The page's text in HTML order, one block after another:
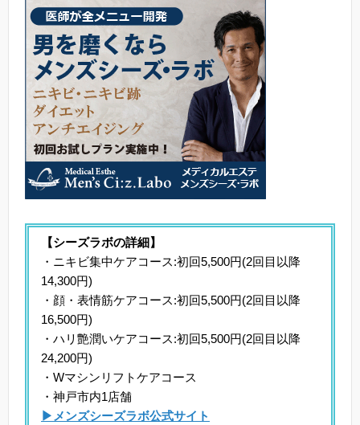
【シーズラボの詳細】
・ニキビ集中ケアコース:初回5,500円(2回目以降
14,300円)
・顔・表情筋ケアコース:初回5,500円(2回目以降
16,500円)
・ハリ艶潤いケアコース:初回5,500円(2回目以降
24,200円)
・Wマシンリフトケアコース
・神戸市内1店舗
▶メンズシーズラボ公式サイト